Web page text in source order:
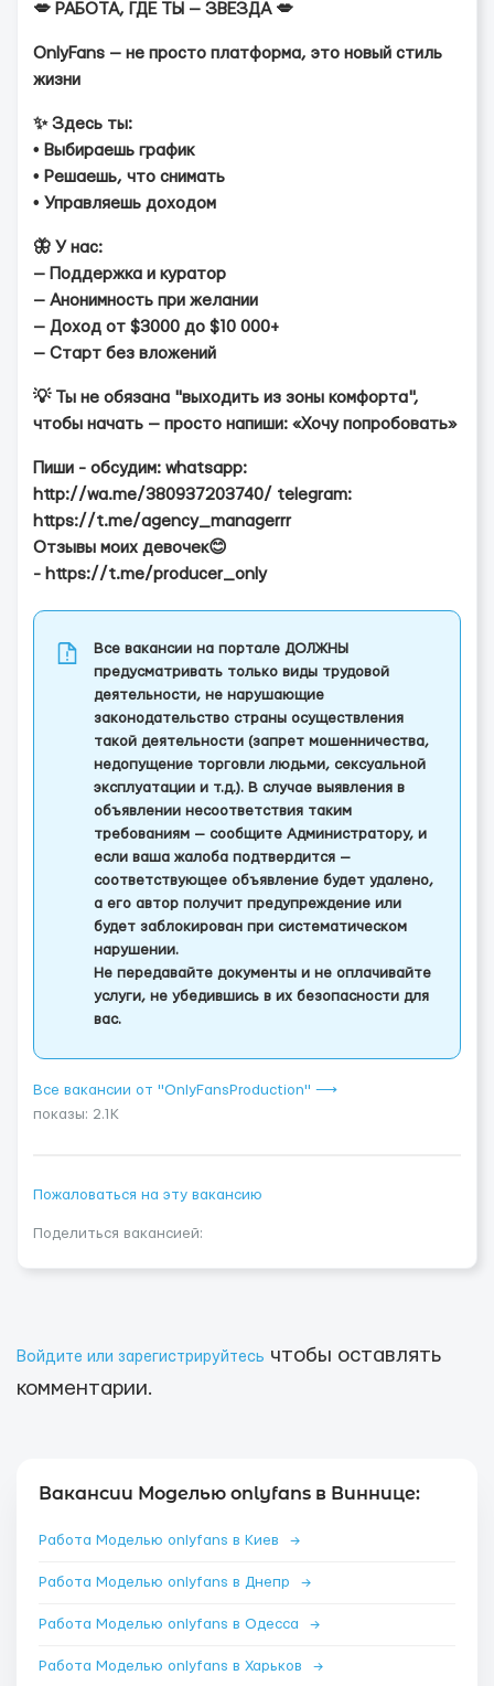
💋 РАБОТА, ГДЕ ТЫ — ЗВЕЗДА 💋
OnlyFans — не просто платформа, это новый стиль
жизни
✨ Здесь ты:
• Выбираешь график
• Решaешь, что снимать
• Управляешь доходом
🦋 У нас:
— Поддержка и куратор
— Анонимность при желании
— Доход от $3000 до $10 000+
— Старт без вложений
💡 Ты не обязана "выходить из зоны комфорта",
чтобы начать — просто напиши: «Хочу попробовать»
Пиши - обсудим: whatsapp:
http://wa.me/380937203740/ telegram:
https://t.me/agency_managerrr
Отзывы моих девочек😊
- https://t.me/producer_only
Все вакансии на портале ДОЛЖНЫ
предусматривать только виды трудовой
деятельности, не нарушающие
законодательство страны осуществления
такой деятельности (запрет мошенничества,
недопущение торговли людьми, сексуальной
эксплуатации и т.д.). В случае выявления в
объявлении несоответствия таким
требованиям — сообщите Администратору, и
если ваша жалоба подтвердится —
соответствующее объявление будет удалено,
а его автор получит предупреждение или
будет заблокирован при систематическом
нарушении.
Не передавайте документы и не оплачивайте
услуги, не убедившись в их безопасности для
вас.
Все вакансии от "OnlyFansProduction" ⟶
показы: 2.1K
Пожаловаться на эту вакансию
Поделиться вакансией:
Войдите или зарегистрируйтесь чтобы оставлять
комментарии.
Вакансии Моделью onlyfans в Виннице:
Работа Моделью onlyfans в Киев →
Работа Моделью onlyfans в Днепр →
Работа Моделью onlyfans в Одесса →
Работа Моделью onlyfans в Харьков →